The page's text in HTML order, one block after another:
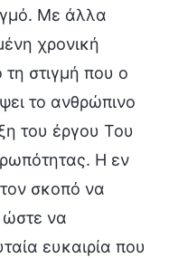
Με άλλα
χρονική
τη στιγμή που ο
το ανθρώπινο
του έργου Του
Η εν
σκοπό να
ώστε να
ευκαιρία που